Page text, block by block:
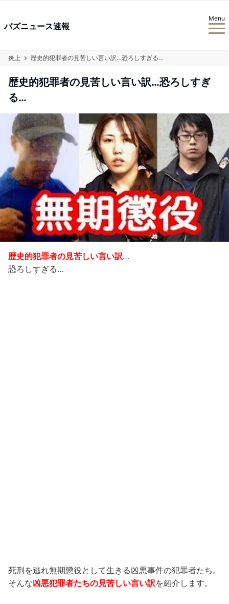
バズニュース速報
Menu
炎上 歴史的犯罪者の見苦しい言い訳…恐ろしすぎる…
歴史的犯罪者の見苦しい言い訳…恐ろしすぎ
る…
歴史的犯罪者の見苦しい言い訳…
恐ろしすぎる…
死刑を逃れ無期懲役として生きる凶悪事件の犯罪者たち。
そんな凶悪犯罪者たちの見苦しい言い訳を紹介します。